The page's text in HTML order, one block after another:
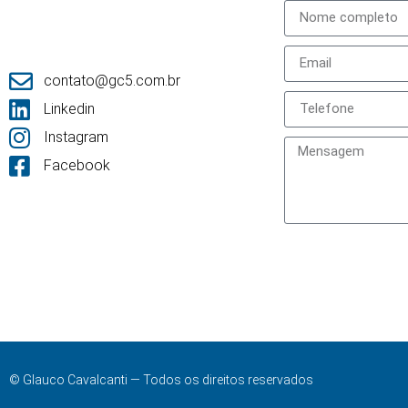
contato@gc5.com.br
Linkedin
Instagram
Facebook
© Glauco Cavalcanti — Todos os direitos reservados